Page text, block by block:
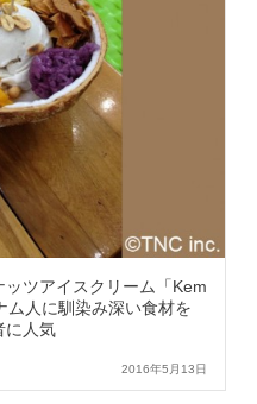
ツアイスクリーム「Kem
ム人に馴染み深い食材を
に人気
2016年5月13日